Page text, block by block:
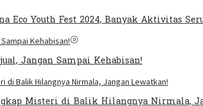
Youth Fest 2024, Banyak Aktivitas
Jangan Sampai Kehabisan!
Misteri di Balik Hilangnya Nirmala,